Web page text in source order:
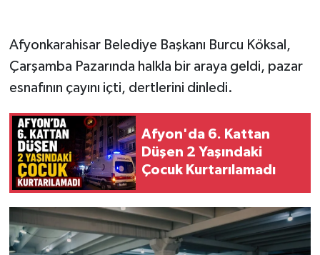
Afyonkarahisar Belediye Başkanı Burcu Köksal,
Çarşamba Pazarında halkla bir araya geldi, pazar
esnafının çayını içti, dertlerini dinledi.
Afyon'da 6. Kattan
Düşen 2 Yaşındaki
Çocuk Kurtarılamadı